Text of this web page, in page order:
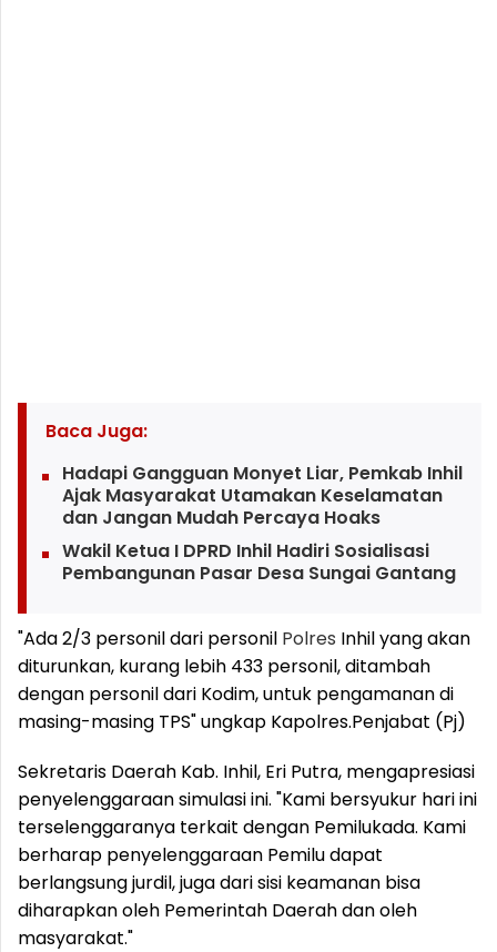
Baca Juga:
Hadapi Gangguan Monyet Liar, Pemkab Inhil
Ajak Masyarakat Utamakan Keselamatan
dan Jangan Mudah Percaya Hoaks
Wakil Ketua I DPRD Inhil Hadiri Sosialisasi
Pembangunan Pasar Desa Sungai Gantang
"Ada 2/3 personil dari personil Polres Inhil yang akan
diturunkan, kurang lebih 433 personil, ditambah
dengan personil dari Kodim, untuk pengamanan di
masing-masing TPS" ungkap Kapolres.Penjabat (Pj)
Sekretaris Daerah Kab. Inhil, Eri Putra, mengapresiasi
penyelenggaraan simulasi ini. "Kami bersyukur hari ini
terselenggaranya terkait dengan Pemilukada. Kami
berharap penyelenggaraan Pemilu dapat
berlangsung jurdil, juga dari sisi keamanan bisa
diharapkan oleh Pemerintah Daerah dan oleh
masyarakat."